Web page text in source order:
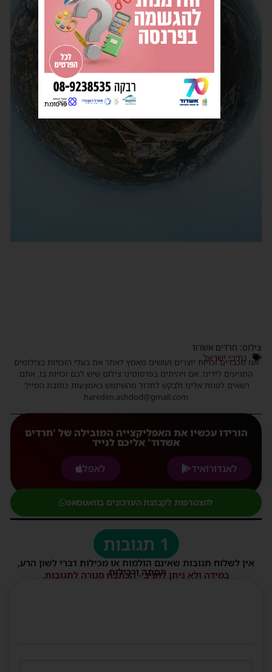
חרדים אשדוד
נתיבי ישראל
אנו מכבדים זכויות יוצרים ועושים מאמץ לאתר את בעלי הזכויות בצילומים
המגיעים לידינו. אם זיהיתים בפרסומינו צילום שיש לכם זכויות בו, אתם
רשאים לפנות אלינו ולבקש לחדול מהשימוש באמצעות כתובת המייל:
haredim.ashdod@gmail.com
הורידו עכשיו את האפליקצייה המובילה של 'חרדים
אשדוד' אליכם לנייד
לאנדורואיד
לאפל
להצטרפות לקבוצת העדכונים בוואטסאפ
1 תגובות
אין לשלוח תגובות שאינם הולמות או מכילות דברי לשון הרע,
הסתה ורכילות.
במידה ולא ניתן להגיב - הכתבה סגורה לתגובות.
פרסומת